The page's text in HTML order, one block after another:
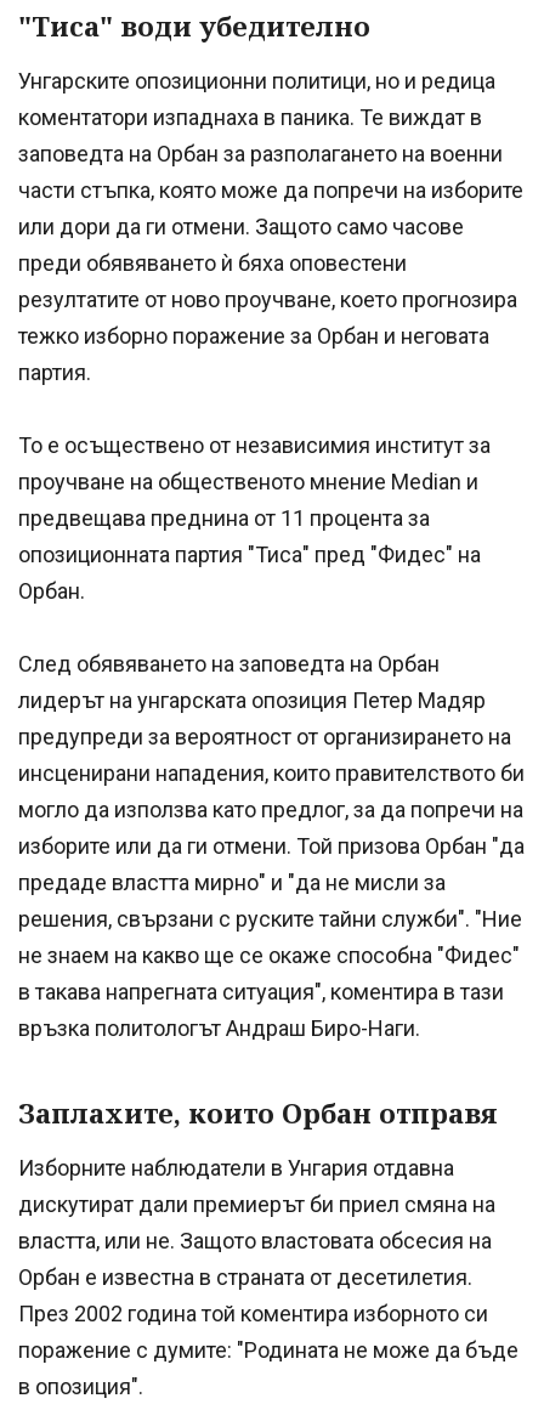
"Тиса" води убедително
Унгарските опозиционни политици, но и редица
коментатори изпаднаха в паника. Те виждат в
заповедта на Орбан за разполагането на военни
части стъпка, която може да попречи на изборите
или дори да ги отмени. Защото само часове
преди обявяването ѝ бяха оповестени
резултатите от ново проучване, което прогнозира
тежко изборно поражение за Орбан и неговата
партия.
То е осъществено от независимия институт за
проучване на общественото мнение Median и
предвещава преднина от 11 процента за
опозиционната партия "Тиса" пред "Фидес" на
Орбан.
След обявяването на заповедта на Орбан
лидерът на унгарската опозиция Петер Мадяр
предупреди за вероятност от организирането на
инсценирани нападения, които правителството би
могло да използва като предлог, за да попречи на
изборите или да ги отмени. Той призова Орбан "да
предаде властта мирно" и "да не мисли за
решения, свързани с руските тайни служби". "Ние
не знаем на какво ще се окаже способна "Фидес"
в такава напрегната ситуация", коментира в тази
връзка политологът Андраш Биро-Наги.
Заплахите, които Орбан отправя
Изборните наблюдатели в Унгария отдавна
дискутират дали премиерът би приел смяна на
властта, или не. Защото властовата обсесия на
Орбан е известна в страната от десетилетия.
През 2002 година той коментира изборното си
поражение с думите: "Родината не може да бъде
в опозиция".